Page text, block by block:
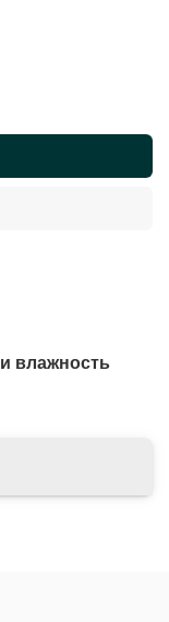
влажность